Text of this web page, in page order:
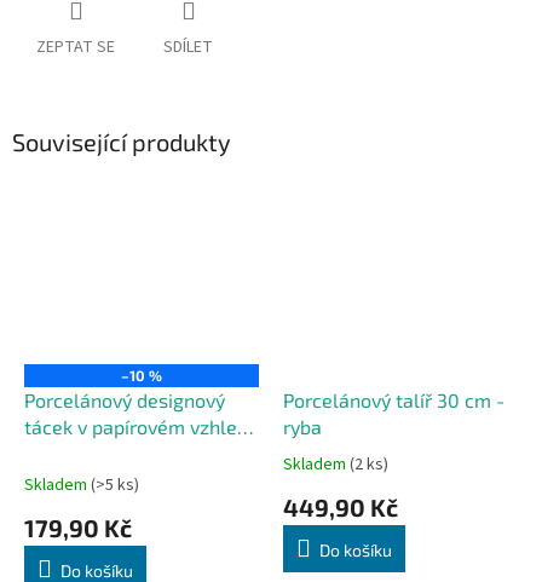
ZEPTAT SE SDÍLET
Související produkty
–10 %
Porcelánový designový
tácek v papírovém vzhledu
Skladem (>5 ks)
179,90 Kč
Do košíku
Porcelánový talíř 30 cm -
ryba
Průměrné
produktu
5,0
Skladem (2 ks)
449,90 Kč
Do košíku